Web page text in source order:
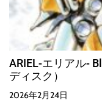
ARIEL-エリアル-
ディスク）
2026年2月24日